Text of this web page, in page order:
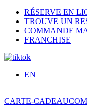
RÉSERVE EN
TROUVE UN
COMMANDE
FRANCHISE
EN
CARTE-CADEAU